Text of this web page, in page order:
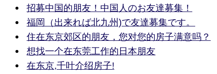
招募中国的朋友！中国人のお友達募集！
福岡（出来れば北九州)で友達募集です。
住在东京郊区的朋友，您对您的房子满意吗？
想找一个在东莞工作的日本朋友
在东京,千叶介绍房子!